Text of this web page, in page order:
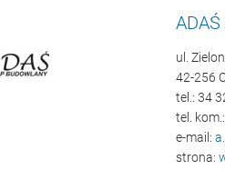
ul.
42-256
tel.: 34
tel.
e-mail:
strona: